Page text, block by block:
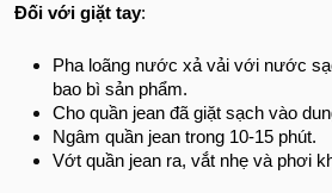
Đối với giặt tay:
Pha loãng nước xả vải với nước
bao bì sản phẩm.
Cho quần jean đã giặt sạch vào
Ngâm quần jean trong 10-15 phút.
Vớt quần jean ra, vắt nhẹ và phơi